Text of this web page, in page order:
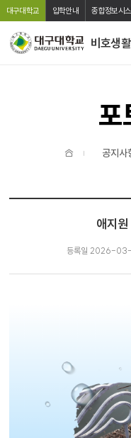
대구대학교 입학안내 종합정보시
비호생
포
공지사
애지
등록일 2026-